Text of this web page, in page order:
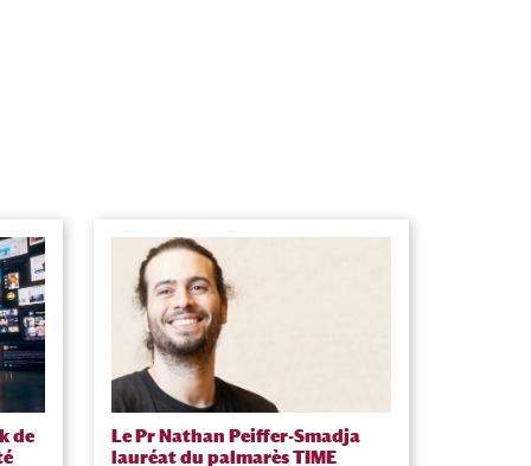
de
Le Pr Nathan Peiffer-Smadja
lauréat du palmarès TIME